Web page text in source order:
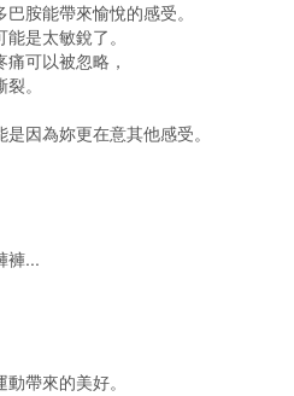
胺能帶來愉悅的感受。
是太敏銳了。
可以被忽略，
。
因為妳更在意其他感受。
褲...
帶來的美好。